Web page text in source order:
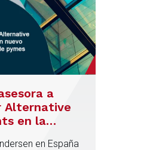
a
Alternative
en la
un nuevo
en España